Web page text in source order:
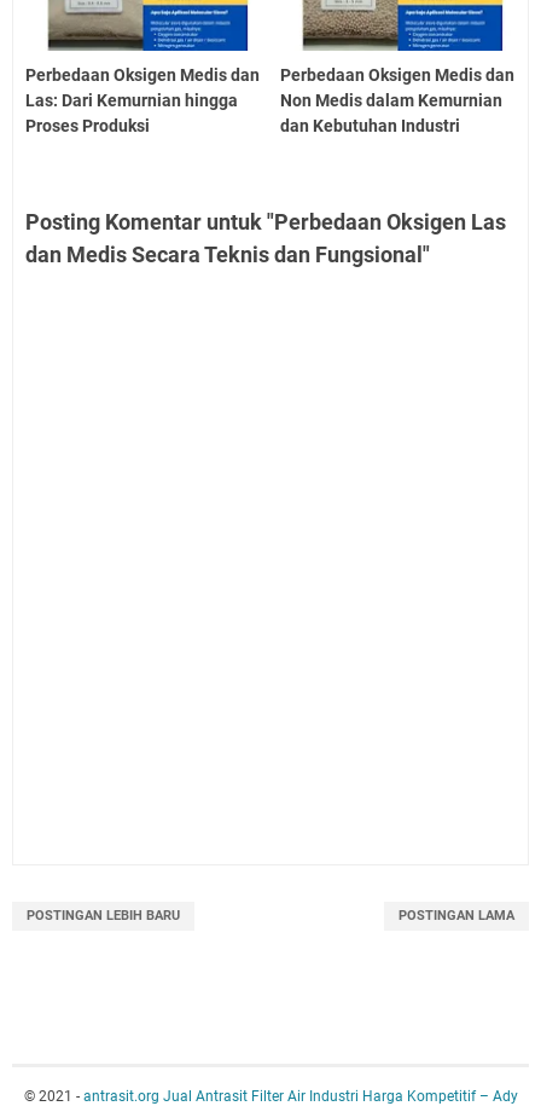
Perbedaan Oksigen Medis dan
Las: Dari Kemurnian hingga
Proses Produksi
Perbedaan Oksigen Medis dan
Non Medis dalam Kemurnian
dan Kebutuhan Industri
Posting Komentar untuk "Perbedaan Oksigen Las
dan Medis Secara Teknis dan Fungsional"
POSTINGAN LEBIH BARU POSTINGAN LAMA
© 2021 - antrasit.org Jual Antrasit Filter Air Industri Harga Kompetitif – Ady